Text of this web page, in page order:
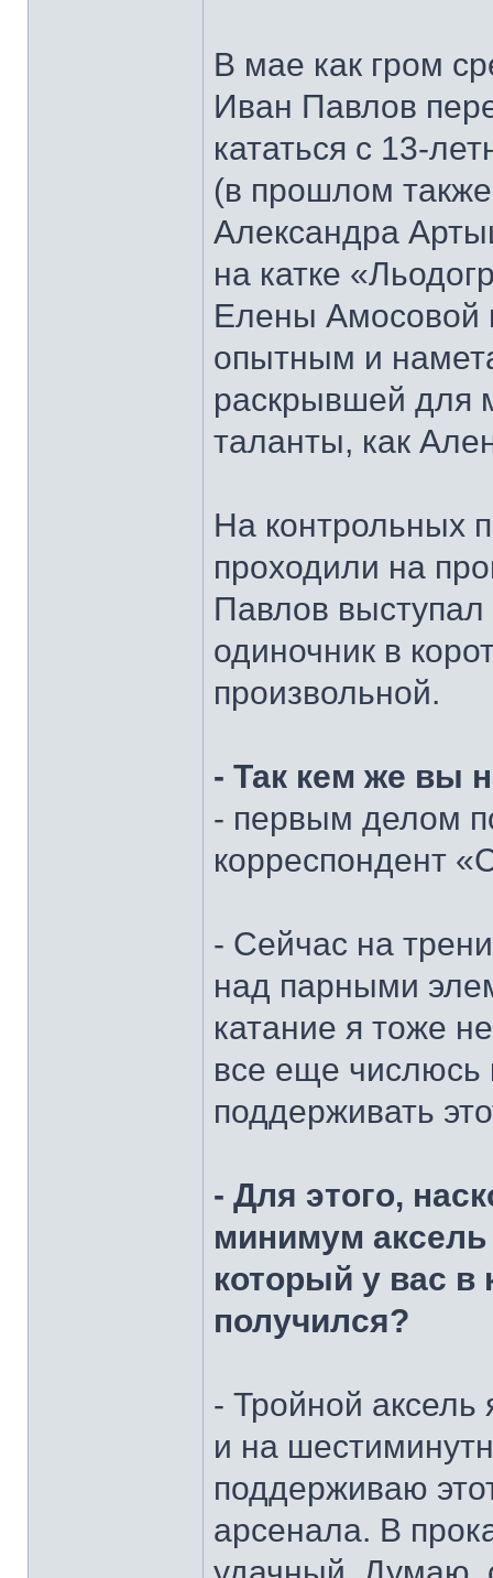
В мае как гром
Иван Павлов
кататься с 13-
(в прошлом
Александра
на катке
Елены Амосовой
опытным и
раскрывшей для
таланты, как
На контрольных
проходили на
Павлов выступал
одиночник в
произвольной.
- Так кем же вы
- первым делом
корреспондент
- Сейчас на
над парными
катание я тоже
все еще числюсь
поддерживать
- Для этого,
минимум аксель
который у вас в
получился?
- Тройной аксель
и на
поддерживаю
арсенала. В